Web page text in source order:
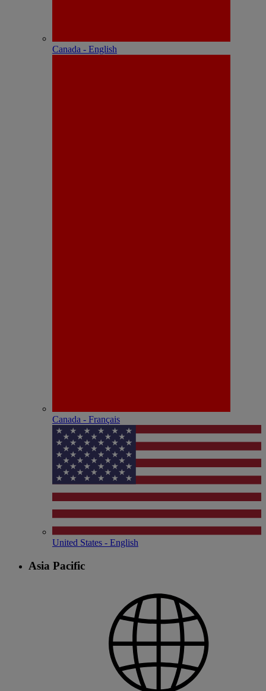
Canada - English
Canada - Français
United States - English
Asia Pacific